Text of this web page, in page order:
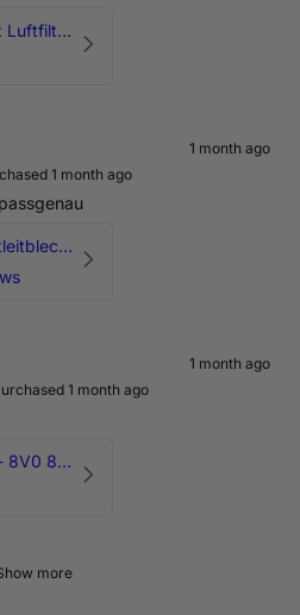
Konischer Ersatz Luftfilter Pilz - 4" & 5" Offene Ansaugung
1 month ago
1 month ago
Luftführung/Luftleitblech 5" 125mm offene Ansaugung HPerformance
1 month ago
1 month ago
Radhausschale - 8V0 821 191 C - Original Ersatzteil für Audi RS3 Sportback
more